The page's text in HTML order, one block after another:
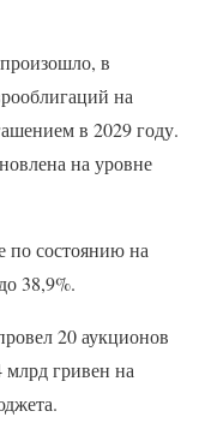
в
на
в 2029 году.
на уровне
по состоянию на
38,9%.
20 аукционов
гривен на